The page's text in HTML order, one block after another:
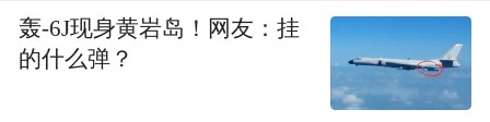
轰-6J现身黄岩岛！网友：挂
的什么弹？